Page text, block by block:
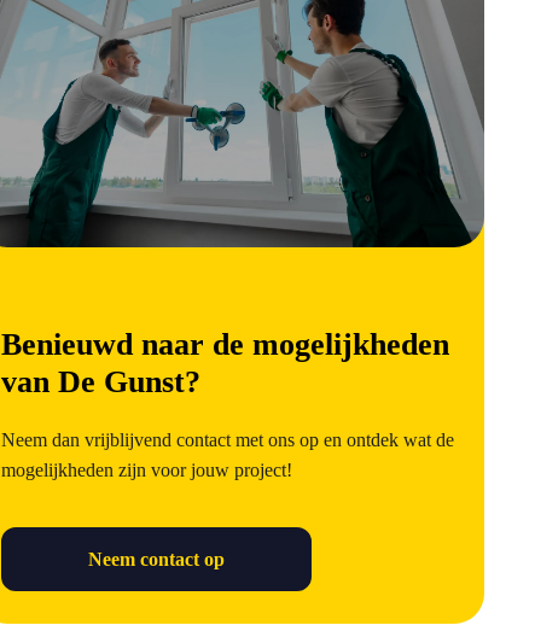
Benieuwd naar de mogelijkheden
van De Gunst?
Neem dan vrijblijvend contact met ons op en ontdek wat de
mogelijkheden zijn voor jouw project!
Neem contact op